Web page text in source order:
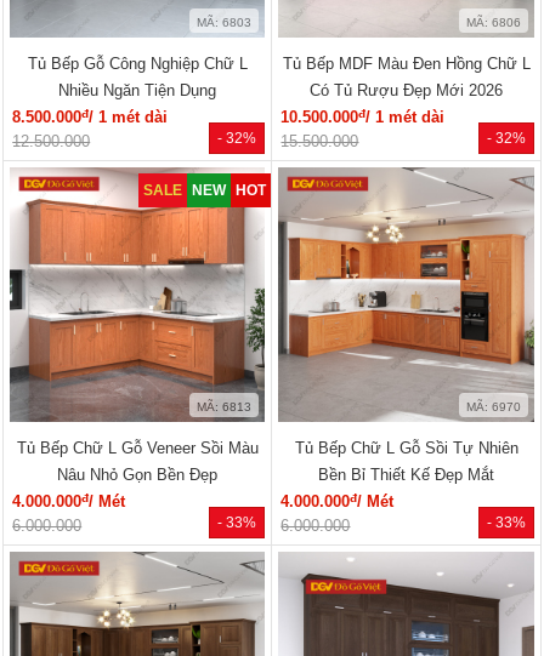
- 32%
MÃ: 6803
Tủ Bếp Gỗ Công Nghiệp Chữ L
Nhiều Ngăn Tiện Dụng
8.500.000đ/ 1 mét dài
12.500.000
- 32%
MÃ: 6806
Tủ Bếp MDF Màu Đen Hồng Chữ L
Có Tủ Rượu Đẹp Mới 2026
10.500.000đ/ 1 mét dài
15.500.000
- 33%
SALE NEW HOT
MÃ: 6813
Tủ Bếp Chữ L Gỗ Veneer Sồi Màu
Nâu Nhỏ Gọn Bền Đẹp
4.000.000đ/ Mét
6.000.000
- 33%
MÃ: 6970
Tủ Bếp Chữ L Gỗ Sồi Tự Nhiên
Bền Bỉ Thiết Kế Đẹp Mắt
4.000.000đ/ Mét
6.000.000